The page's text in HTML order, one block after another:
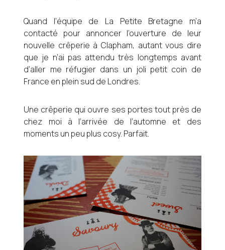
Quand l’équipe de La Petite Bretagne m’a
contacté pour annoncer l’ouverture de leur
nouvelle crêperie à Clapham, autant vous dire
que je n’ai pas attendu très longtemps avant
d’aller me réfugier dans un joli petit coin de
France en plein sud de Londres.
Une crêperie qui ouvre ses portes tout près de
chez moi à l’arrivée de l’automne et des
moments un peu plus cosy. Parfait.